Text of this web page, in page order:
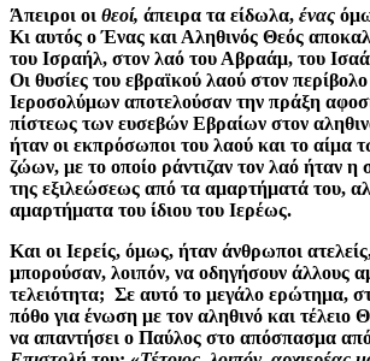
Άπειροι οι θεοί, άπειρα τα είδωλα, ένας
Κι αυτός ο Ένας και Αληθινός Θεός
του Ισραήλ, στον λαό του Αβραάμ, του
Οι θυσίες του εβραϊκού λαού στον
Ιεροσολύμων αποτελούσαν την πράξη
πίστεως των ευσεβών Εβραίων στον
ήταν οι εκπρόσωποι του λαού και το αίμα
ζώων, με το οποίο ράντιζαν τον λαό ήταν η
της εξιλεώσεως από τα αμαρτήματά του,
αμαρτήματα του ίδιου του Ιερέως.
Και οι Ιερείς, όμως, ήταν άνθρωποι
μπορούσαν, λοιπόν, να οδηγήσουν άλλους
τελειότητα; Σε αυτό το μεγάλο ερώτημα,
πόθο για ένωση με τον αληθινό και τέλειο
να απαντήσει ο Παύλος στο απόσπασμα